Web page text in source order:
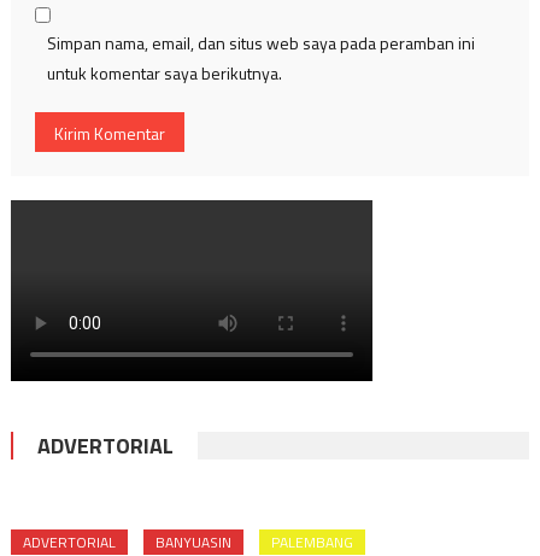
Simpan nama, email, dan situs web saya pada peramban ini
untuk komentar saya berikutnya.
ADVERTORIAL
ADVERTORIAL BANYUASIN PALEMBANG